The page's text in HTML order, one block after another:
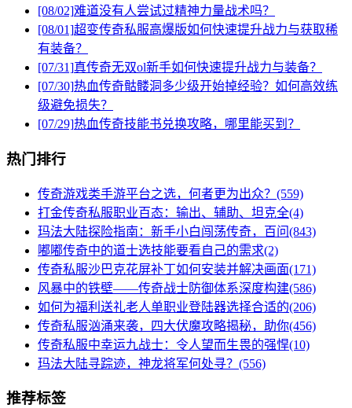
[08/02]难道没有人尝试过精神力量战术吗？
[08/01]超变传奇私服高爆版如何快速提升战力与获取稀
有装备？
[07/31]真传奇无双ol新手如何快速提升战力与装备？
[07/30]热血传奇骷髅洞多少级开始掉经验？如何高效练
级避免损失？
[07/29]热血传奇技能书兑换攻略，哪里能买到？
热门排行
传奇游戏类手游平台之选，何者更为出众？(559)
打金传奇私服职业百态：输出、辅助、坦克全(4)
玛法大陆探险指南：新手小白闯荡传奇，百问(843)
嘟嘟传奇中的道士选技能要看自己的需求(2)
传奇私服沙巴克花屏补丁如何安装并解决画面(171)
风暴中的铁壁——传奇战士防御体系深度构建(586)
如何为福利送礼老人单职业登陆器选择合适的(206)
传奇私服汹涌来袭，四大伏魔攻略揭秘，助你(456)
传奇私服中幸运九战士：令人望而生畏的强悍(10)
玛法大陆寻踪迹，神龙将军何处寻？(556)
推荐标签